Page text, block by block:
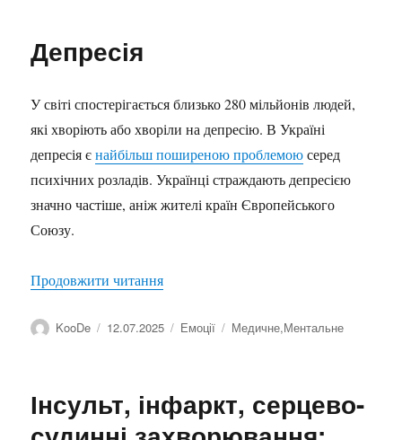
Депресія
У світі спостерігається близько 280 мільйонів людей,
які хворіють або хворіли на депресію. В Україні
депресія єнайбільш поширеною проблемоюсеред
психічних розладів. Українці страждають депресією
значно частіше, аніж жителі країн Європейського
Союзу.
Продовжити читання“Депресія”
Автор
KooDe Оприлюднено
12.07.2025 Категорії
Емоції Позначки
Медичне,Ментальне
Інсульт, інфаркт, серцево-